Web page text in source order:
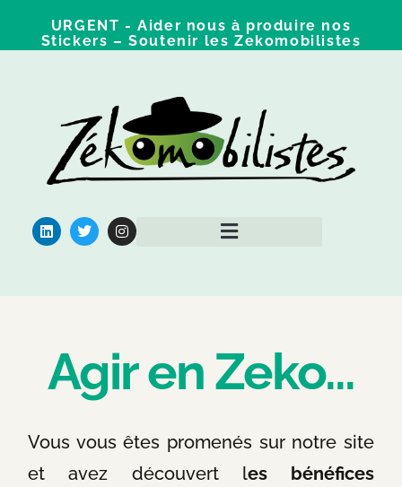
URGENT - Aider nous à produire nos
Stickers – Soutenir les Zekomobilistes
Agir en Zeko...
Vous vous êtes promenés sur notre site
et avez découvert les bénéfices